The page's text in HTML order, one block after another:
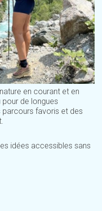
en courant et en
pour de longues
parcours favoris et des
idées accessibles sans